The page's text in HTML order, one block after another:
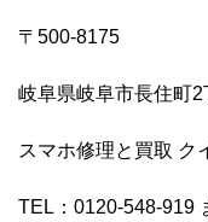
〒500-8175
岐阜県岐阜市長住町2
スマホ修理と買取 ク
TEL：0120-548-919